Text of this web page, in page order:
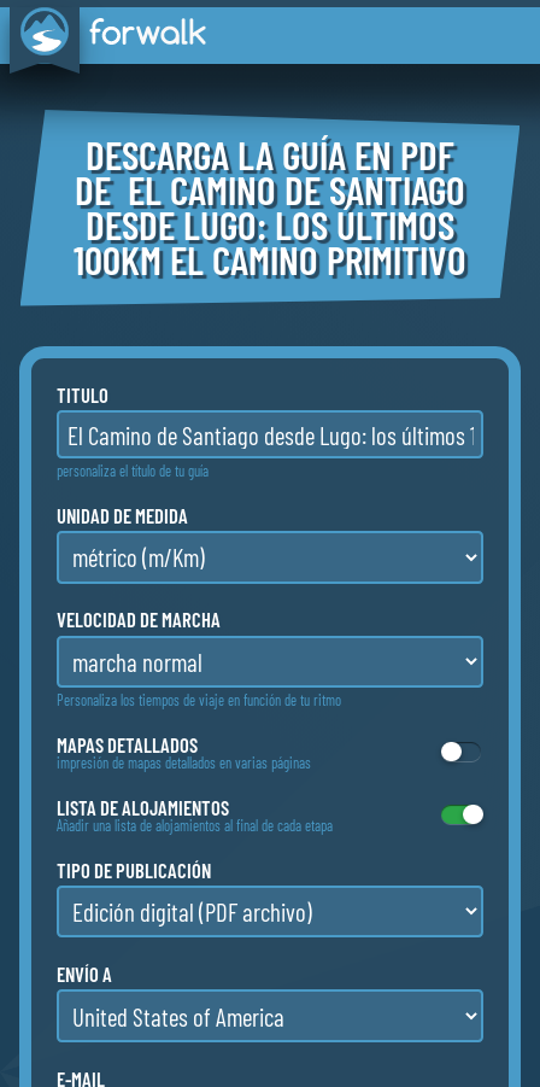
DESCARGA LA GUÍA EN PDF
DE EL CAMINO DE SANTIAGO
DESDE LUGO: LOS ÚLTIMOS
100KM EL CAMINO PRIMITIVO
TITULO
personaliza el título de tu guía
UNIDAD DE MEDIDA
VELOCIDAD DE MARCHA
Personaliza los tiempos de viaje en función de tu ritmo
MAPAS DETALLADOS
impresión de mapas detallados en varias páginas
LISTA DE ALOJAMIENTOS
Añadir una lista de alojamientos al final de cada etapa
TIPO DE PUBLICACIÓN
ENVÍO A
E-MAIL